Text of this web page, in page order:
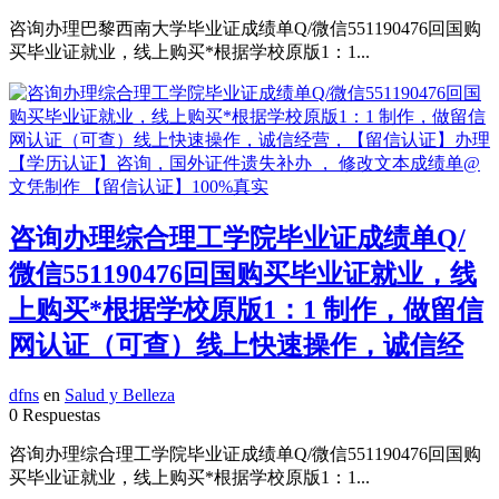
咨询办理巴黎西南大学毕业证成绩单Q/微信551190476回国购
买毕业证就业，线上购买*根据学校原版1：1...
咨询办理综合理工学院毕业证成绩单Q/
微信551190476回国购买毕业证就业，线
上购买*根据学校原版1：1 制作，做留信
网认证（可查）线上快速操作，诚信经
dfns en Salud y Belleza
0 Respuestas
咨询办理综合理工学院毕业证成绩单Q/微信551190476回国购
买毕业证就业，线上购买*根据学校原版1：1...